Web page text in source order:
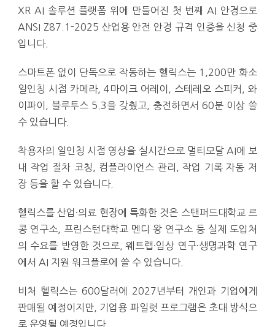
XR AI 솔루션 플랫폼 위에 만들어진 첫 번째 AI 안경으로
ANSI Z87.1-2025 산업용 안전 안경 규격 인증을 신청 중
입니다.
스마트폰 없이 단독으로 작동하는 헬릭스는 1,200만 화소
일인칭 시점 카메라, 4마이크 어레이, 스테레오 스피커, 와
이파이, 블루투스 5.3을 갖췄고, 충전하면서 60분 이상 쓸
수 있습니다.
착용자의 일인칭 시점 영상을 실시간으로 멀티모달 AI에 보
내 작업 절차 코칭, 컴플라이언스 관리, 작업 기록 자동 저
장 등을 할 수 있습니다.
헬릭스를 산업·의료 현장에 특화한 것은 스탠퍼드대학교 르
콩 연구소, 프린스턴대학교 멘디 왕 연구소 등 실제 도입처
의 수요를 반영한 것으로, 웨트랩·임상 연구·생명과학 연구
에서 AI 지원 워크플로에 쓸 수 있습니다.
비처 헬릭스는 600달러에 2027년부터 개인과 기업에게
판매될 예정이지만, 기업용 파일럿 프로그램은 초대 방식으
로 운영될 예정입니다.